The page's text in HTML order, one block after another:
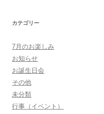
カテゴリー
7月のお楽しみ
お知らせ
お誕生日会
その他
未分類
行事（イベント）